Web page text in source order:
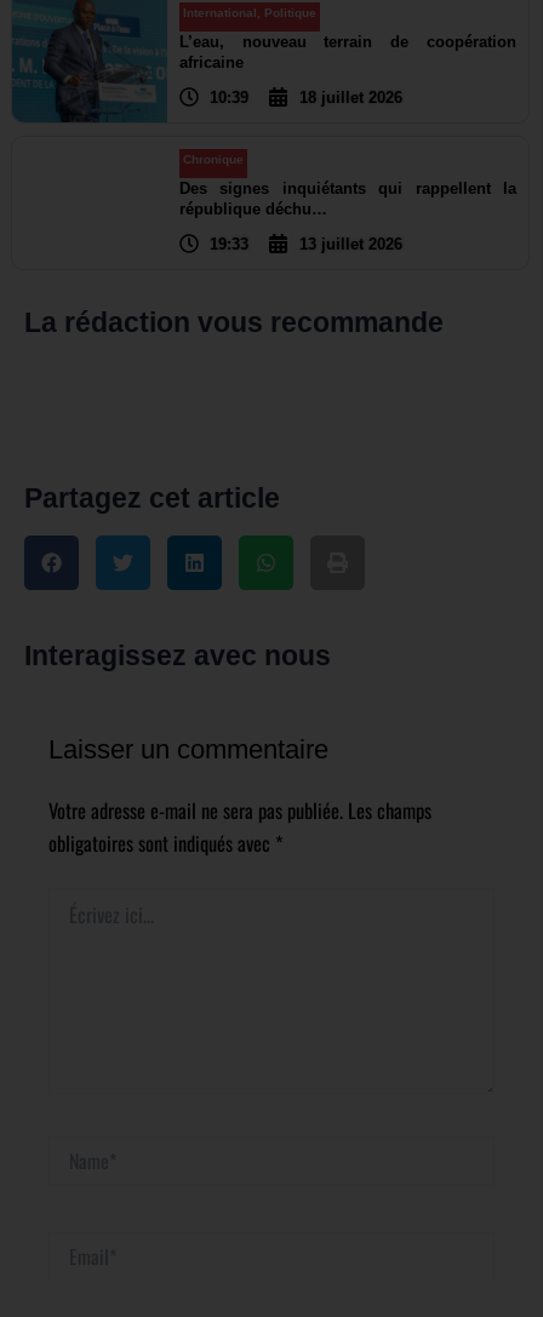
International Politique
L’eau, nouveau terrain de coopération
africaine
10:39
18 juillet 2026
Chronique
Des signes inquiétants qui rappellent la
république déchu…
19:33
13 juillet 2026
La rédaction vous recommande
Partagez cet article
Interagissez avec nous
Laisser un commentaire
Votre adresse e-mail ne sera pas publiée. Les champs
obligatoires sont indiqués avec *